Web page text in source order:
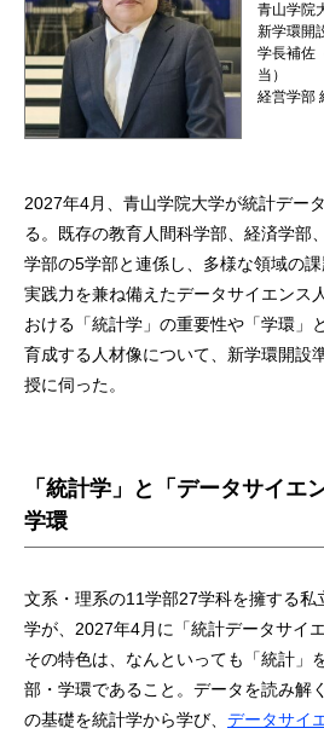
青山学院
新学環開
学長補佐
当）
経営学部
2027年4月、青山学院大学が統計デー
る。既存の教育人間科学部、経済学部
学部の5学部と連係し、多様な領域の
実践力を兼ね備えたデータサイエンス
おける「統計学」の重要性や「学環」
育成する人材像について、新学環開設
授に伺った。
「統計学」と「データサイエ
学環
文系・理系の11学部27学科を擁する私
学が、2027年4月に「統計データサイ
その特色は、なんといっても「統計」
部・学環であること。データを読み解
の基礎を統計学から学び、 データサイ